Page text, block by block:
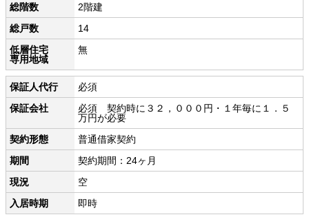
総階数
2階建
総戸数
14
低層住宅
専用地域
無
保証人代行
必須
保証会社
必須 契約時に３２，０００円・１年毎に１．５
万円が必要
契約形態
普通借家契約
期間
契約期間：24ヶ月
現況
空
入居時期
即時